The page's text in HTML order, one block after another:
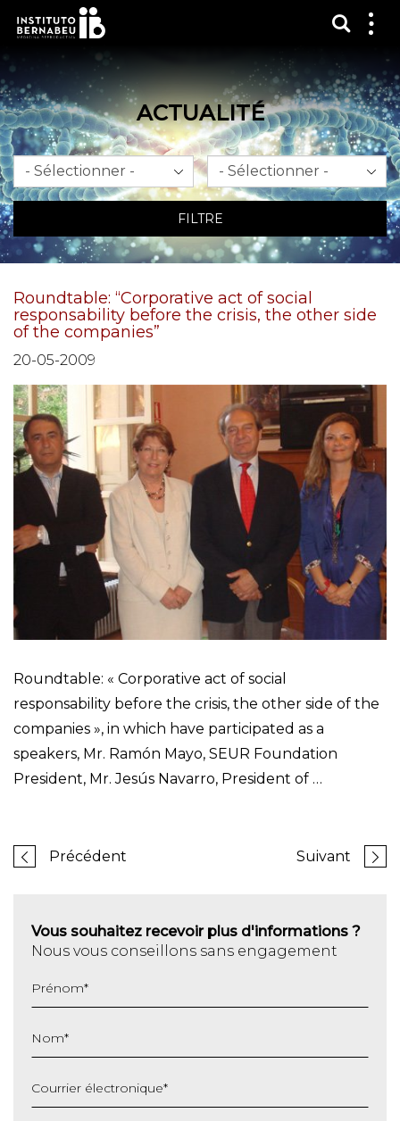
ACTUALITÉ
Mois An
FILTRE
Roundtable: “Corporative act of social
responsability before the crisis, the other side
of the companies”
20-05-2009
Roundtable: « Corporative act of social
responsability before the crisis, the other side of the
companies », in which have participated as a
speakers, Mr. Ramón Mayo, SEUR Foundation
President, Mr. Jesús Navarro, President of …
Précédent Suivant
Vous souhaitez recevoir plus d'informations ?
Nous vous conseillons sans engagement
Prénom*
Nom*
Courrier électronique*